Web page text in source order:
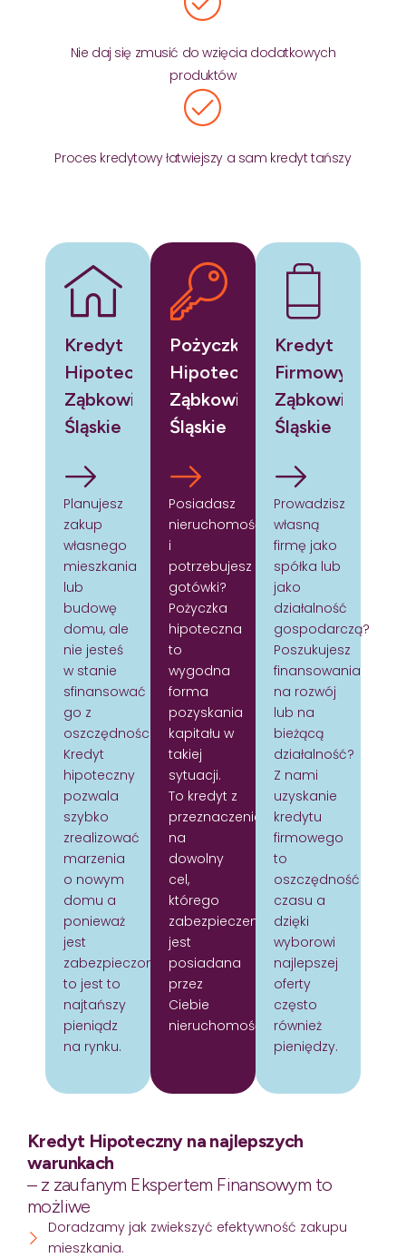
Nie daj się zmusić do wzięcia dodatkowych
produktów
Proces kredytowy łatwiejszy a sam kredyt tańszy
Kredyt
Hipoteczny
Ząbkowice
Śląskie
Planujesz
zakup
własnego
mieszkania
lub
budowę
domu, ale
nie jesteś
w stanie
sfinansować
go z
oszczędności?
Kredyt
hipoteczny
pozwala
szybko
zrealizować
marzenia
o nowym
domu a
ponieważ
jest
zabezpieczony
to jest to
najtańszy
pieniądz
na rynku.
Pożyczka
Hipoteczna
Ząbkowice
Śląskie
Posiadasz
nieruchomość
i
potrzebujesz
gotówki?
Pożyczka
hipoteczna
to
wygodna
forma
pozyskania
kapitału w
takiej
sytuacji.
To kredyt z
przeznaczeniem
na
dowolny
cel,
którego
zabezpieczeniem
jest
posiadana
przez
Ciebie
nieruchomość.
Kredyt
Firmowy
Ząbkowice
Śląskie
Prowadzisz
własną
firmę jako
spółka lub
jako
działalność
gospodarczą?
Poszukujesz
finansowania
na rozwój
lub na
bieżącą
działalność?
Z nami
uzyskanie
kredytu
firmowego
to
oszczędność
czasu a
dzięki
wyborowi
najlepszej
oferty
często
również
pieniędzy.
Kredyt Hipoteczny na najlepszych
warunkach
– z zaufanym Ekspertem Finansowym to
możliwe
Doradzamy jak zwiekszyć efektywność zakupu
mieszkania.